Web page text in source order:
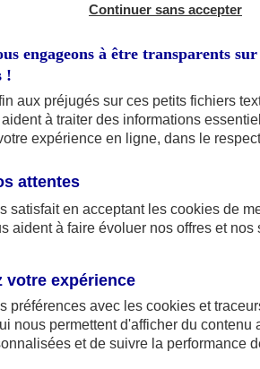
Continuer sans accepter
engageons à être transparents
!
aux préjugés sur ces petits fichiers
à traiter des informations
expérience en ligne, dans le
attentes
satisfait en acceptant les cookies de
aident à faire évoluer nos offres et nos
votre expérience
préférences avec les cookies et
nous permettent d'afficher du contenu
et de suivre la performance